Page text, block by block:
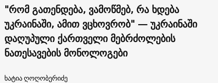
"რომ გათენდება, ვამოწმებ, რა ხდება
უკრაინაში, ამით ვცხოვრობ" — უკრაინაში
დაღუპული ქართველი მებრძოლების
ნათესავების მონოლოგები
ხატია ღოღობერიძე